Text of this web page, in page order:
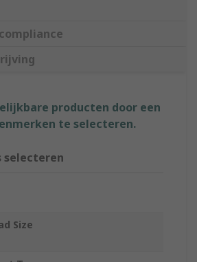
producten door een
te selecteren.
selecteren
Size